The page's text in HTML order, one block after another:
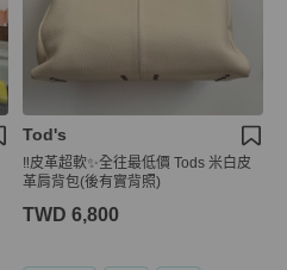
Tod's
‼️皮革超軟✨全往最低價 Tods 米白皮
革肩背包(後有實背照)
TWD 6,800